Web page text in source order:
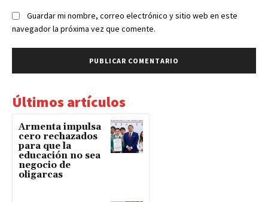
Guardar mi nombre, correo electrónico y sitio web en este
navegador la próxima vez que comente.
Últimos artículos
Armenta impulsa
cero rechazados
para que la
educación no sea
negocio de
oligarcas